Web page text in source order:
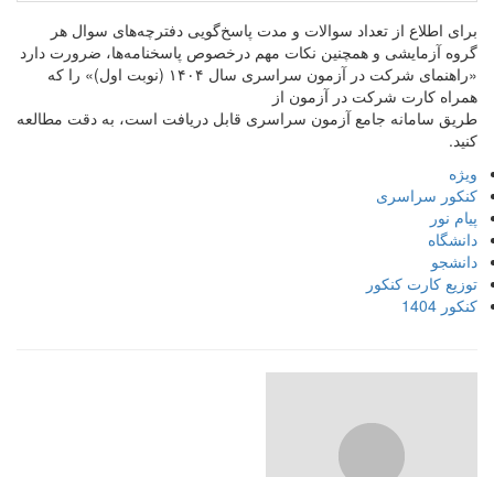
برای اطلاع از تعداد سوالات و مدت پاسخ‌گویی دفترچه‌های سوال هر
گروه آزمایشی و همچنین نکات مهم درخصوص پاسخنامه‌ها، ضرورت دارد
«راهنمای شرکت در آزمون سراسری سال ۱۴۰۴ (نوبت اول)» را که
همراه کارت شرکت در آزمون از
طریق سامانه جامع آزمون سراسری قابل دریافت است، به دقت مطالعه
کنید.
ویژه
کنکور سراسری
پیام نور
دانشگاه
دانشجو
توزیع کارت کنکور
کنکور 1404